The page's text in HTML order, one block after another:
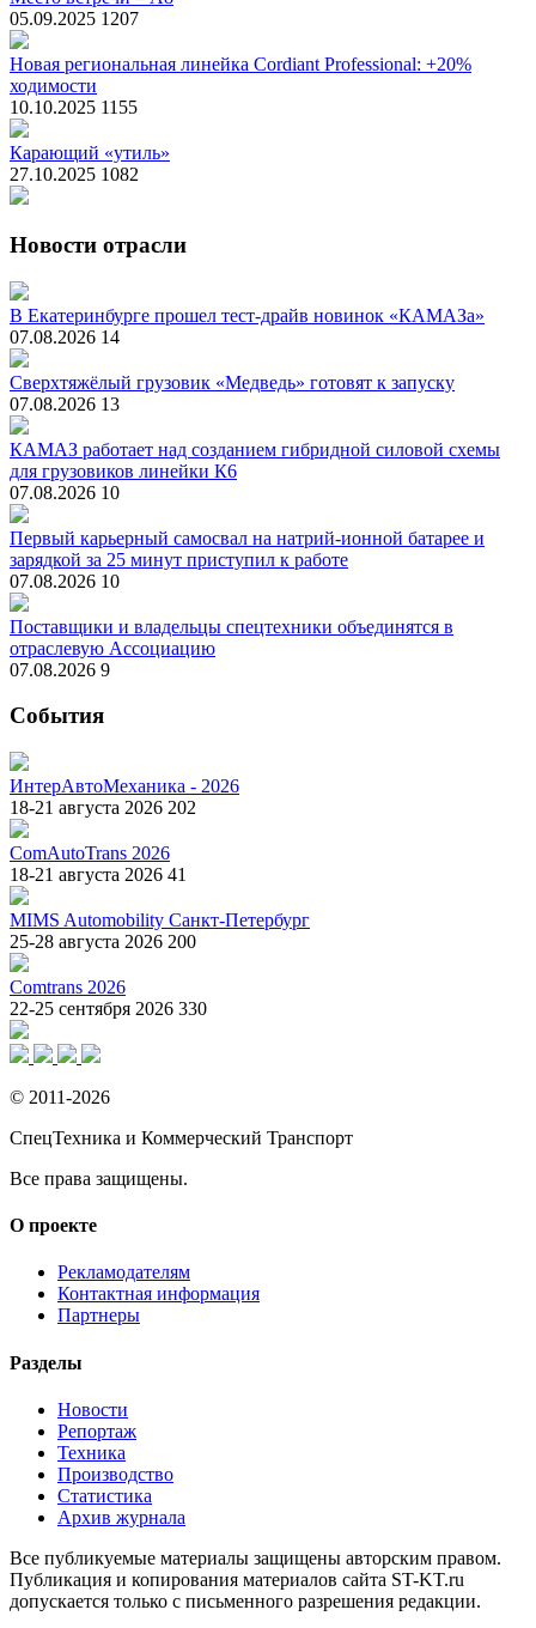
05.09.2025 1207
Новая региональная линейка Cordiant Professional: +20%
ходимости
10.10.2025 1155
Карающий «утиль»
27.10.2025 1082
Новости отрасли
В Екатеринбурге прошел тест-драйв новинок «КАМАЗа»
07.08.2026 14
Сверхтяжёлый грузовик «Медведь» готовят к запуску
07.08.2026 13
КАМАЗ работает над созданием гибридной силовой схемы
для грузовиков линейки К6
07.08.2026 10
Первый карьерный самосвал на натрий-ионной батарее и
зарядкой за 25 минут приступил к работе
07.08.2026 10
Поставщики и владельцы спецтехники объединятся в
отраслевую Ассоциацию
07.08.2026 9
События
ИнтерАвтоМеханика - 2026
18-21 августа 2026 202
ComAutoTrans 2026
18-21 августа 2026 41
MIMS Automobility Санкт-Петербург
25-28 августа 2026 200
Comtrans 2026
22-25 сентября 2026 330
© 2011-2026
СпецТехника и Коммерческий Транспорт
Все права защищены.
О проекте
Рекламодателям
Контактная информация
Партнеры
Разделы
Новости
Репортаж
Техника
Производство
Статистика
Архив журнала
Все публикуемые материалы защищены авторским правом.
Публикация и копирования материалов сайта ST-KT.ru
допускается только с письменного разрешения редакции.